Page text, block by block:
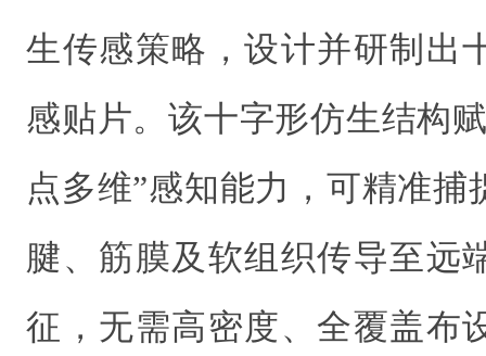
生传感策略，设计并研制出
感贴片。该十字形仿生结构
点多维”感知能力，可精准
腱、筋膜及软组织传导至远
征，无需高密度、全覆盖布